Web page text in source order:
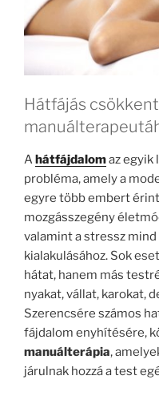
Hátfájás
A hátfájdalomaz egyik
probléma, amely a
egyre több embert
mozgásszegény
valamint a stressz
kialakulásához. Sok
hátat, hanem más
nyakat, vállat, karokat,
Szerencsére számos
fájdalom enyhítésére,
manuálterápia,
járulnak hozzá a test